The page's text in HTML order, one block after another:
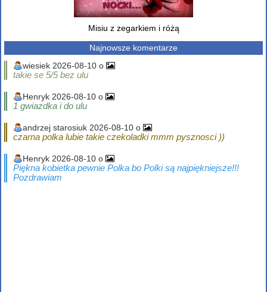
Misiu z zegarkiem i różą
Najnowsze komentarze
wiesiek 2026-08-10 o
takie se 5/5 bez ulu
Henryk 2026-08-10 o
1 gwiazdka i do ulu
andrzej starosiuk 2026-08-10 o
czarna polka lubie takie czekoladki mmm pysznosci ))
Henryk 2026-08-10 o
Piękna kobietka pewnie Polka bo Polki są najpiękniejsze!!!
Pozdrawiam